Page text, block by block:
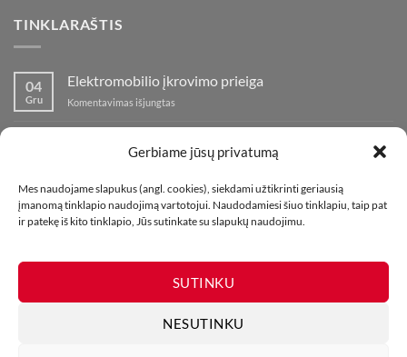
Gerbiame jūsų privatumą
Mes naudojame slapukus (angl. cookies), siekdami užtikrinti geriausią
įmanomą tinklapio naudojimą vartotojui. Naudodamiesi šiuo tinklapiu, taip pat
ir patekę iš kito tinklapio, Jūs sutinkate su slapukų naudojimu.
SUTINKU
NESUTINKU
TINKLARAŠTIS
04
Gru
Elektromobilio įkrovimo prieiga
Komentavimas išjungtas
prieiga
Komentavimas išjungtasįraše
fejerverkų
parduotuvė
Klaipedoje!
01
Lap
Kaip fotografuoti fejerverkus
Komentavimas išjungtasįraše
fejerverkus